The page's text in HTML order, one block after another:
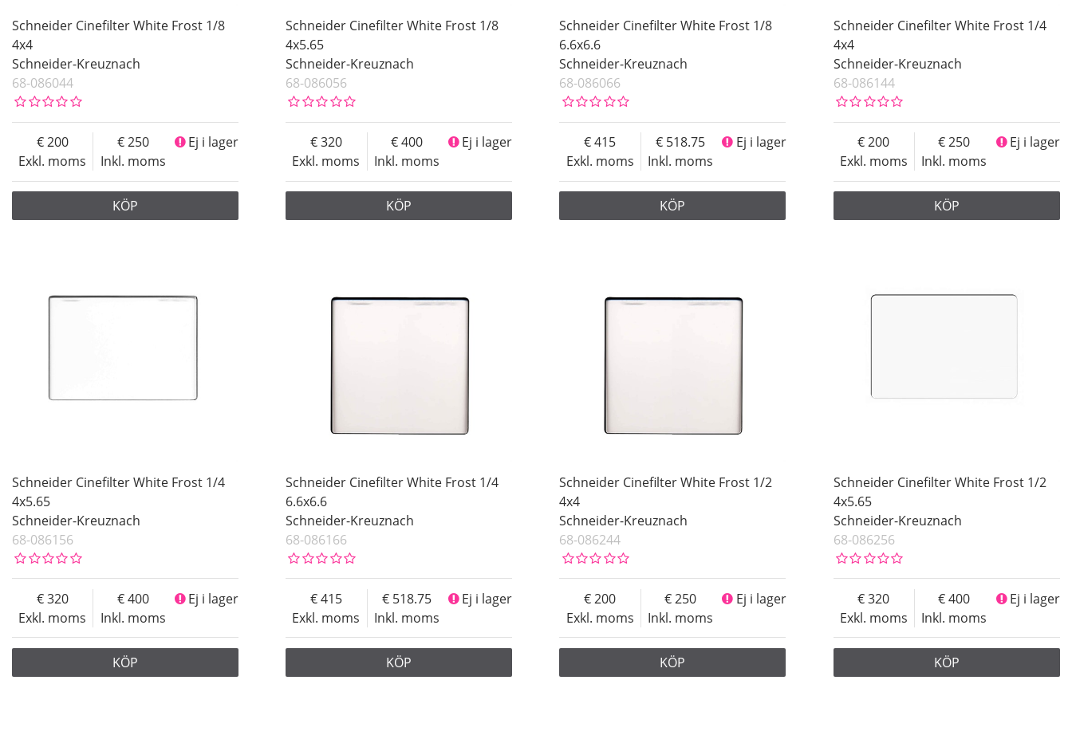
Schneider Cinefilter White Frost 1/8
4x4
Schneider-Kreuznach
68-086044
Exkl. moms
200
Inkl. moms
250 Ej i lager
KÖP
Schneider Cinefilter White Frost 1/8
4x5.65
Schneider-Kreuznach
68-086056
Exkl. moms
320
Inkl. moms
400 Ej i lager
KÖP
Schneider Cinefilter White Frost 1/8
6.6x6.6
Schneider-Kreuznach
68-086066
Exkl. moms
415
Inkl. moms
518.75 Ej i lager
KÖP
Schneider Cinefilter White Frost 1/4
4x4
Schneider-Kreuznach
68-086144
Exkl. moms
200
Inkl. moms
250 Ej i lager
KÖP
Schneider Cinefilter White Frost 1/4
4x5.65
Schneider-Kreuznach
68-086156
Exkl. moms
320
Inkl. moms
400 Ej i lager
KÖP
Schneider Cinefilter White Frost 1/4
6.6x6.6
Schneider-Kreuznach
68-086166
Exkl. moms
415
Inkl. moms
518.75 Ej i lager
KÖP
Schneider Cinefilter White Frost 1/2
4x4
Schneider-Kreuznach
68-086244
Exkl. moms
200
Inkl. moms
250 Ej i lager
KÖP
Schneider Cinefilter White Frost 1/2
4x5.65
Schneider-Kreuznach
68-086256
Exkl. moms
320
Inkl. moms
400 Ej i lager
KÖP